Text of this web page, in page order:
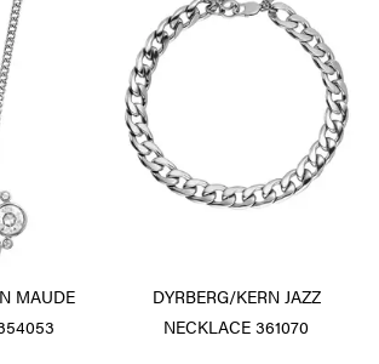
MAUDE
DYRBERG/KERN JAZZ
NECKLACE 361070